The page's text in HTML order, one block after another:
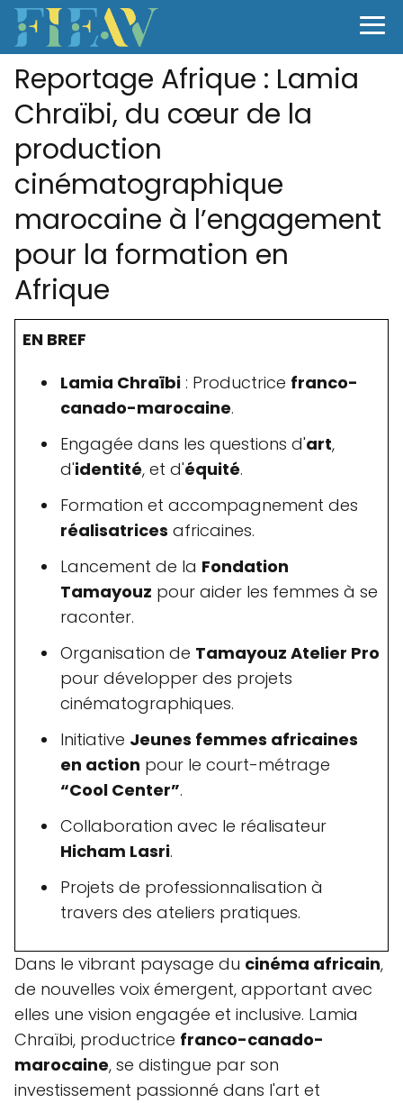
Reportage Afrique : Lamia
Chraïbi, du cœur de la
production
cinématographique
marocaine à l’engagement
pour la formation en
Afrique
EN BREF
Lamia Chraïbi : Productrice franco-
canado-marocaine.
Engagée dans les questions d'art,
d'identité, et d'équité.
Formation et accompagnement des
réalisatrices africaines.
Lancement de la Fondation
Tamayouz pour aider les femmes à se
raconter.
Organisation de Tamayouz Atelier Pro
pour développer des projets
cinématographiques.
Initiative Jeunes femmes africaines
en action pour le court-métrage
“Cool Center”.
Collaboration avec le réalisateur
Hicham Lasri.
Projets de professionnalisation à
travers des ateliers pratiques.
Dans le vibrant paysage du cinéma africain,
de nouvelles voix émergent, apportant avec
elles une vision engagée et inclusive. Lamia
Chraïbi, productrice franco-canado-
marocaine, se distingue par son
investissement passionné dans l'art et